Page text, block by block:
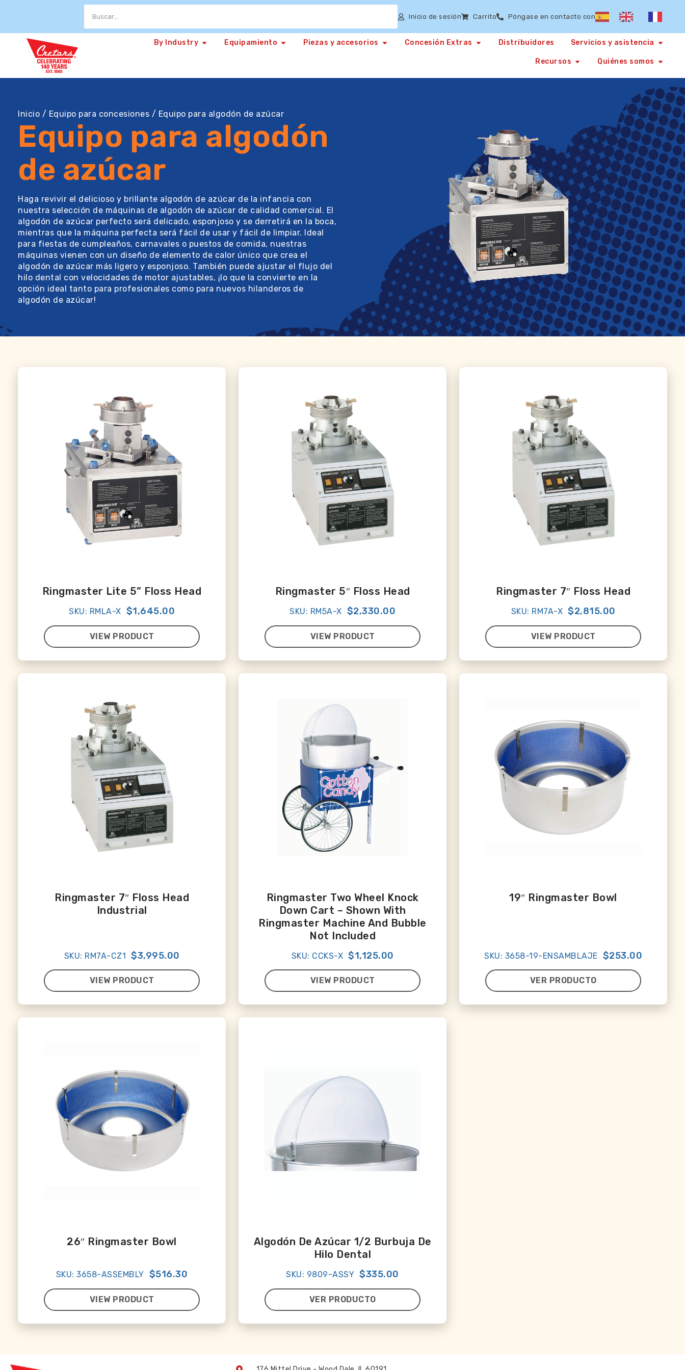
Inicio de sesión Carrito Póngase en contacto con
By Industry Equipamiento Piezas y accesorios Concesión Extras Distribuidores Servicios y asistencia
Recursos Quiénes somos
Inicio / Equipo para concesiones / Equipo para algodón de azúcar
Equipo para algodón
de azúcar
Haga revivir el delicioso y brillante algodón de azúcar de la infancia con
nuestra selección de máquinas de algodón de azúcar de calidad comercial. El
algodón de azúcar perfecto será delicado, esponjoso y se derretirá en la boca,
mientras que la máquina perfecta será fácil de usar y fácil de limpiar. Ideal
para fiestas de cumpleaños, carnavales o puestos de comida, nuestras
máquinas vienen con un diseño de elemento de calor único que crea el
algodón de azúcar más ligero y esponjoso. También puede ajustar el flujo del
hilo dental con velocidades de motor ajustables, ¡lo que la convierte en la
opción ideal tanto para profesionales como para nuevos hilanderos de
algodón de azúcar!
Ringmaster Lite 5” Floss Head
SKU: RMLA-X $1,645.00
VIEW PRODUCT
Ringmaster 5″ Floss Head
SKU: RM5A-X $2,330.00
VIEW PRODUCT
Ringmaster 7″ Floss Head
SKU: RM7A-X $2,815.00
VIEW PRODUCT
Ringmaster 7″ Floss Head
Industrial
SKU: RM7A-CZ1 $3,995.00
VIEW PRODUCT
Ringmaster Two Wheel Knock
Down Cart – Shown With
Ringmaster Machine And Bubble
Not Included
SKU: CCKS-X $1,125.00
VIEW PRODUCT
19″ Ringmaster Bowl
SKU: 3658-19-ENSAMBLAJE $253.00
VER PRODUCTO
26″ Ringmaster Bowl
SKU: 3658-ASSEMBLY $516.30
VIEW PRODUCT
Algodón De Azúcar 1/2 Burbuja De
Hilo Dental
SKU: 9809-ASSY $335.00
VER PRODUCTO